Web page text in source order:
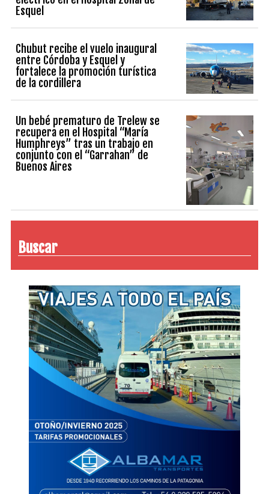
Esquel
Chubut recibe el vuelo inaugural
entre Córdoba y Esquel y
fortalece la promoción turística
de la cordillera
Un bebé prematuro de Trelew se
recupera en el Hospital “María
Humphreys” tras un trabajo en
conjunto con el “Garrahan” de
Buenos Aires
Buscar